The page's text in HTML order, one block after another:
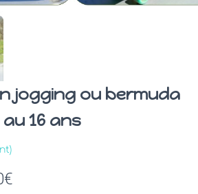
jogging ou bermuda
16 ans
€